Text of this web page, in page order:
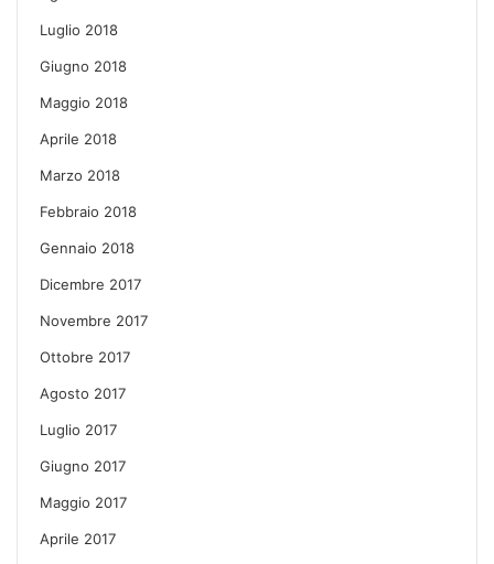
Luglio 2018
Giugno 2018
Maggio 2018
Aprile 2018
Marzo 2018
Febbraio 2018
Gennaio 2018
Dicembre 2017
Novembre 2017
Ottobre 2017
Agosto 2017
Luglio 2017
Giugno 2017
Maggio 2017
Aprile 2017